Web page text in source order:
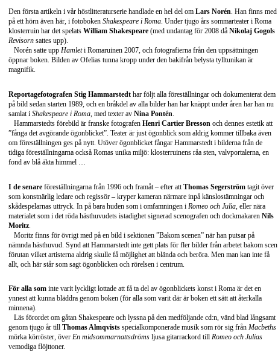
Den första artikeln i vår höstlitteraturserie handlade en hel del om Lars Norén. Han finns med
på ett hörn även här, i fotoboken Shakespeare i Roma. Under tjugo års sommarteater i Roma
klosterruin har det spelats William Shakespeare (med undantag för 2008 då Nikolaj Gogols
Revisorn sattes upp).
Norén satte upp Hamleti Romaruinen 2007, och fotografierna från den uppsättningen
öppnar boken. Bilden av Ofelias tunna kropp under den bakifrån belysta tylltunikan är
magnifik.
Reportagefotografen Stig Hammarstedt har följt alla föreställningar och dokumenterat dem
på bild sedan starten 1989, och en bråkdel av alla bilder han har knäppt under åren har han nu
samlat i Shakespeare i Roma, med texter av Nina Pontén.
Hammarstedts förebild är franske fotografen Henri Cartier Bresson och dennes estetik att
”fånga det avgörande ögonblicket”. Teater är just ögonblick som aldrig kommer tillbaka även
om föreställningen ges på nytt. Utöver ögonblicket fångar Hammarstedt i bilderna från de
tidiga föreställningarna också Romas unika miljö: klosterruinens råa sten, valvportalerna, en
fond av blå äkta himmel …
I de senare föreställningarna från 1996 och framåt – efter att Thomas Segerström tagit över
som konstnärlig ledare och regissör – kryper kameran närmare inpå känslostämningar och
skådespelarnas uttryck. In på bara huden som i omfamningen i Romeo och Julia , eller nära
materialet som i det röda hästhuvudets istadighet signerad scenografen och dockmakaren Nils
Moritz
Moritz finns för övrigt med på en bild i sektionen ”Bakom scenen” när han putsar på
nämnda hästhuvud. Synd att Hammarstedt inte gett plats för fler bilder från arbetet bakom scen
förutan vilket artisterna aldrig skulle få möjlighet att blända och beröra. Men man kan inte få
allt, och här står som sagt ögonblicken och rörelsen i centrum.
För alla som inte varit lyckligt lottade att få ta del av ögonblickets konst i Roma är det en
ynnest att kunna bläddra genom boken (för alla som varit där är boken ett sätt att återkalla
minnena).
Läs förordet om gåtan Shakespeare och lyssna på den medföljande cd:n, vänd blad långsamt
genom tjugo år till Thomas Almqvists specialkomponerade musik som rör sig från Macbeths
mörka körröster, över En midsommarnattsdröms ljusa gitarrackord till Romeo och Julias
vemodiga flöjttoner.